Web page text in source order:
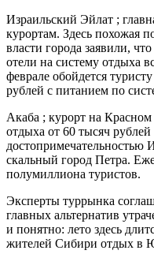
Израильский Эйлат ;
курортам. Здесь похожая
власти города заявили,
отели на систему отдыха
феврале обойдется
рублей с питанием по
Акаба ; курорт на
отдыха от 60 тысяч
достопримечательностью
скальный город Петра.
полумиллиона туристов.
Эксперты туррынка
главных альтернатив
и понятно: лето здесь
жителей Сибири отдых в